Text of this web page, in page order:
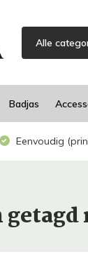
Alle
Badjas
Eenvoudig